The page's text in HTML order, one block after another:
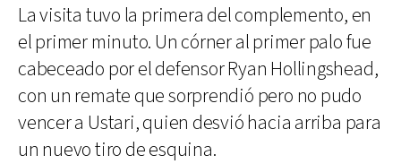
La visita tuvo la primera del complemento, en
el primer minuto. Un córner al primer palo fue
cabeceado por el defensor Ryan Hollingshead,
con un remate que sorprendió pero no pudo
vencer a Ustari, quien desvió hacia arriba para
un nuevo tiro de esquina.